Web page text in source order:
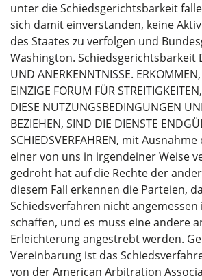
unter die Schiedsgerichtsbarkeit
sich damit einverstanden, keine
des Staates zu verfolgen und
Washington. Schiedsgerichtsbarkeit
UND ANERKENNTNISSE.
EINZIGE FORUM FÜR
DIESE NUTZUNGSBEDINGUNGEN
BEZIEHEN, SIND DIE DIENSTE
SCHIEDSVERFAHREN, mit
einer von uns in irgendeiner Weise
gedroht hat auf die Rechte der
diesem Fall erkennen die Parteien,
Schiedsverfahren nicht angemessen
schaffen, und es muss eine andere
Erleichterung angestrebt werden.
Vereinbarung ist das
von der American Arbitration